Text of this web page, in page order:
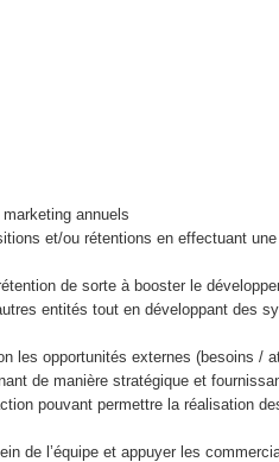
annuels
et/ou rétentions en effectuant
de sorte à booster le
entités tout en développant des
les opportunités externes (besoins /
de manière stratégique et
pouvant permettre la réalisation
de l’équipe et appuyer les